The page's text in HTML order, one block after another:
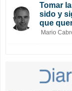
Tomar
sido y
que
Mario